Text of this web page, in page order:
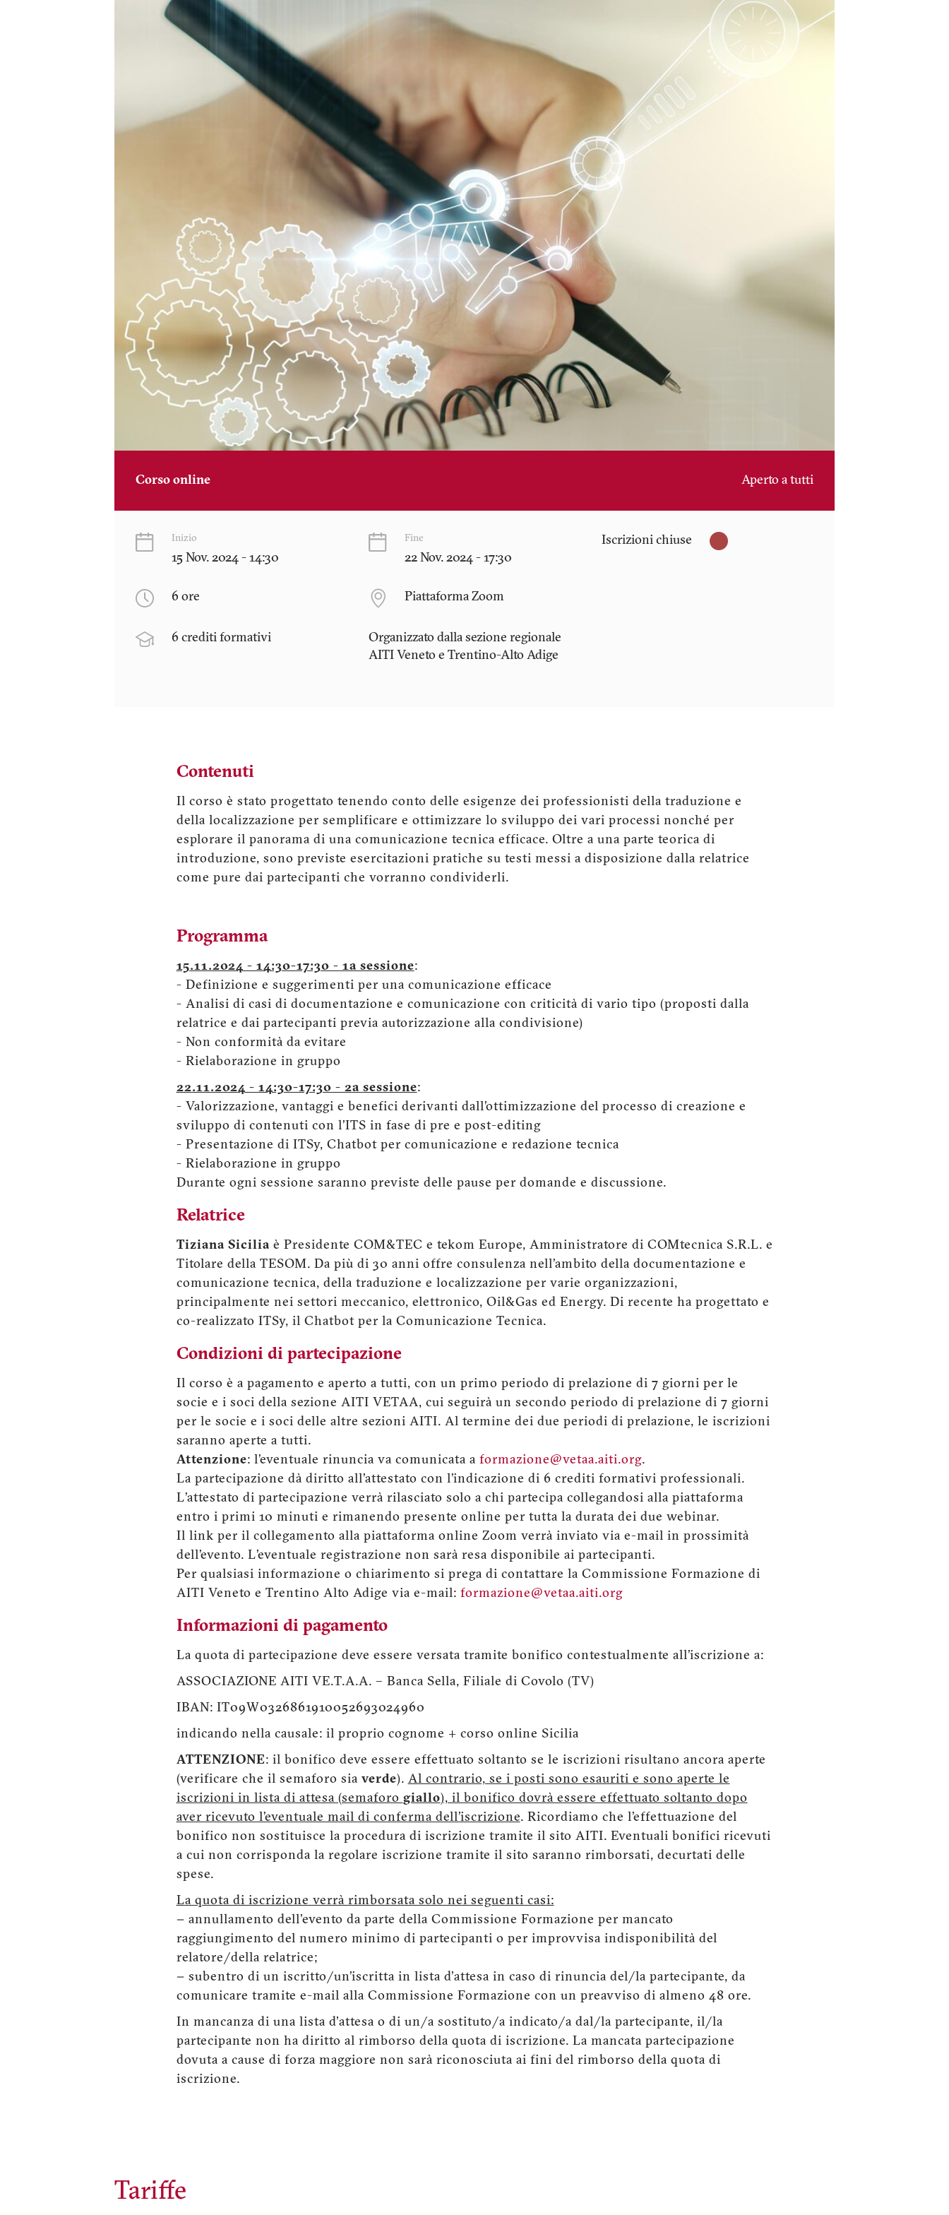
Corso online Aperto a tutti
Inizio
15 Nov. 2024 - 14:30
Fine
22 Nov. 2024 - 17:30
Iscrizioni chiuse
6 ore Piattaforma Zoom
6 crediti formativi
Organizzato dalla sezione regionale
AITI Veneto e Trentino-Alto Adige
Contenuti
Il corso è stato progettato tenendo conto delle esigenze dei professionisti della traduzione e
della localizzazione per semplificare e ottimizzare lo sviluppo dei vari processi nonché per
esplorare il panorama di una comunicazione tecnica efficace. Oltre a una parte teorica di
introduzione, sono previste esercitazioni pratiche su testi messi a disposizione dalla relatrice
come pure dai partecipanti che vorranno condividerli.
Programma
15.11.2024 - 14:30-17:30 - 1a sessione:
- Definizione e suggerimenti per una comunicazione efficace
- Analisi di casi di documentazione e comunicazione con criticità di vario tipo (proposti dalla
relatrice e dai partecipanti previa autorizzazione alla condivisione)
- Non conformità da evitare
- Rielaborazione in gruppo
22.11.2024 - 14:30-17:30 - 2a sessione:
- Valorizzazione, vantaggi e benefici derivanti dall’ottimizzazione del processo di creazione e
sviluppo di contenuti con l’ITS in fase di pre e post-editing
- Presentazione di ITSy, Chatbot per comunicazione e redazione tecnica
- Rielaborazione in gruppo
Durante ogni sessione saranno previste delle pause per domande e discussione.
Relatrice
Tiziana Sicilia è Presidente COM&TEC e tekom Europe, Amministratore di COMtecnica S.R.L. e
Titolare della TESOM. Da più di 30 anni offre consulenza nell’ambito della documentazione e
comunicazione tecnica, della traduzione e localizzazione per varie organizzazioni,
principalmente nei settori meccanico, elettronico, Oil&Gas ed Energy. Di recente ha progettato e
co-realizzato ITSy, il Chatbot per la Comunicazione Tecnica.
Condizioni di partecipazione
Il corso è a pagamento e aperto a tutti, con un primo periodo di prelazione di 7 giorni per le
socie e i soci della sezione AITI VETAA, cui seguirà un secondo periodo di prelazione di 7 giorni
per le socie e i soci delle altre sezioni AITI. Al termine dei due periodi di prelazione, le iscrizioni
saranno aperte a tutti.
Attenzione: l’eventuale rinuncia va comunicata a formazione@vetaa.aiti.org.
La partecipazione dà diritto all’attestato con l’indicazione di 6 crediti formativi professionali.
L’attestato di partecipazione verrà rilasciato solo a chi partecipa collegandosi alla piattaforma
entro i primi 10 minuti e rimanendo presente online per tutta la durata dei due webinar.
Il link per il collegamento alla piattaforma online Zoom verrà inviato via e-mail in prossimità
dell’evento. L’eventuale registrazione non sarà resa disponibile ai partecipanti.
Per qualsiasi informazione o chiarimento si prega di contattare la Commissione Formazione di
AITI Veneto e Trentino Alto Adige via e-mail: formazione@vetaa.aiti.org
Informazioni di pagamento
La quota di partecipazione deve essere versata tramite bonifico contestualmente all’iscrizione a:
ASSOCIAZIONE AITI VE.T.A.A. – Banca Sella, Filiale di Covolo (TV)
IBAN: IT09W0326861910052693024960
indicando nella causale: il proprio cognome + corso online Sicilia
ATTENZIONE: il bonifico deve essere effettuato soltanto se le iscrizioni risultano ancora aperte
(verificare che il semaforo sia verde). Al contrario, se i posti sono esauriti e sono aperte le
iscrizioni in lista di attesa (semaforo giallo), il bonifico dovrà essere effettuato soltanto dopo
aver ricevuto l’eventuale mail di conferma dell’iscrizione. Ricordiamo che l’effettuazione del
bonifico non sostituisce la procedura di iscrizione tramite il sito AITI. Eventuali bonifici ricevuti
a cui non corrisponda la regolare iscrizione tramite il sito saranno rimborsati, decurtati delle
spese.
La quota di iscrizione verrà rimborsata solo nei seguenti casi:
− annullamento dell'evento da parte della Commissione Formazione per mancato
raggiungimento del numero minimo di partecipanti o per improvvisa indisponibilità del
relatore/della relatrice;
− subentro di un iscritto/un’iscritta in lista d'attesa in caso di rinuncia del/la partecipante, da
comunicare tramite e-mail alla Commissione Formazione con un preavviso di almeno 48 ore.
In mancanza di una lista d'attesa o di un/a sostituto/a indicato/a dal/la partecipante, il/la
partecipante non ha diritto al rimborso della quota di iscrizione. La mancata partecipazione
dovuta a cause di forza maggiore non sarà riconosciuta ai fini del rimborso della quota di
iscrizione.
Tariffe